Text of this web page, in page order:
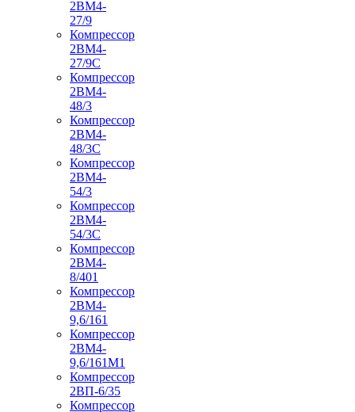
2ВМ4-
27/9
Компрессор
2ВМ4-
27/9С
Компрессор
2ВМ4-
48/3
Компрессор
2ВМ4-
48/3С
Компрессор
2ВМ4-
54/3
Компрессор
2ВМ4-
54/3С
Компрессор
2ВМ4-
8/401
Компрессор
2ВМ4-
9,6/161
Компрессор
2ВМ4-
9,6/161М1
Компрессор
2ВП-6/35
Компрессор